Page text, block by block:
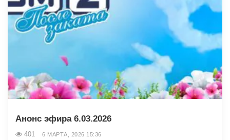
Анонс эфира 6.03.2026
401 6 МАРТА, 2026 15:36